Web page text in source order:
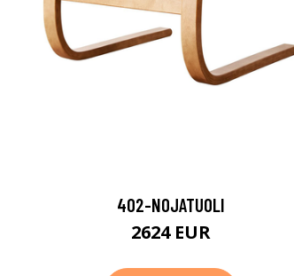
402-NOJATUOLI
2624 EUR